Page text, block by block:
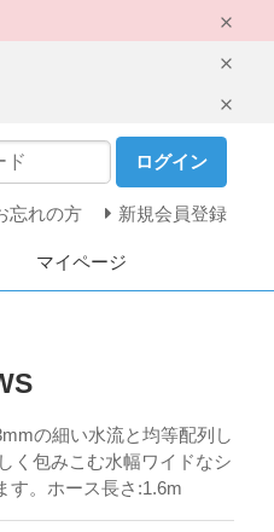
ログイン
忘れの方 新規会員登録
マイページ
の細い水流と均等配列し
く包みこむ水幅ワイドなシ
す。ホース長さ:1.6m